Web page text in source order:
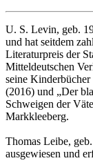
U. S. Levin, geb.
und hat seitdem
Literaturpreis der
Mitteldeutschen
seine
(2016) und „Der
Schweigen der
Markkleeberg.
Thomas Leibe,
ausgewiesen und